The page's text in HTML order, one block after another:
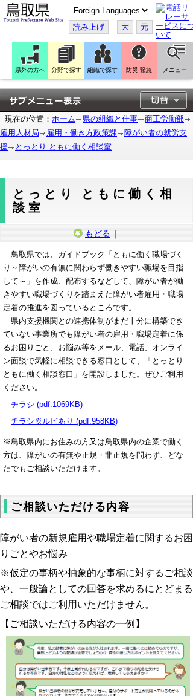
こ
の
ペ
ー
ジ
翻
訳
す
る
読み上げ 大 元
県外の方へ 分野で探す 組織で探す 防災 緊急 メニュー
現在の位置： ホーム 県の組織と仕事
商工労働部
雇用人材局
雇用・働き方政策課
障がい者の就労支
援
とっとり ともに働く相談室
とっとり ともに働く相
談室
もどる ｜
鳥取県では、ガイドブック「ともに働く職場づく
り～障がいの有無に関わらず働きやすい職場を目指
して～」を作成、配布するなどして、障がい者が働
きやすい職場づくりを踏まえた障がい者雇用・職場
定着の推進を図っているところです。
県内支援機関との連携体制がまだ十分に構築でき
ていない事業所でも障がい者の雇用・職場定着に係
るお困りごと、お悩み等をメール、電話、オンライ
ン面談で気軽に相談できる窓口として、「とっとり
ともに働く相談窓口」を開設しました。ぜひご利用
ください。
チラシ (pdf:1069KB)
チラシ※ルビあり (pdf:958KB)
※鳥取県内にお住みの方又は鳥取県内の企業で働く
方は、障がいの有無や正規・非正規を問わず、どな
たでもご相談いただけます。
ご相談いただける内容
障がい者の新規雇用や職場定着に関するお困
りごとやお悩み
※仮定の事柄や抽象的な事柄に対するご相談
や、一般論としての回答を求めるにとどまる
ご相談ではご利用いただけません。
【ご相談いただける内容の一例】